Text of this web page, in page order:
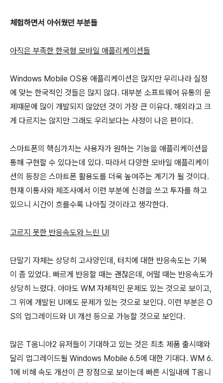
체험하면서 아쉬웠던 부분들
아직은 부족한 한국형 모바일 애플리케이션들
Windows Mobile OS용 애플리케이션은 많지만 우리나라 실정
에 맞는 한국적인 것들은 많지 않다. 대부분 소프트웨어 유통의 문
제때문에 많이 개발되지 않았던 것이 가장 큰 이유다. 해외라고 크
게 다르지는 않지만 그래도 우리보다는 사정이 나은 편이다.
스마트폰의 핵심가치는 사용자가 원하는 기능을 애플리케이션을
통해 구현할 수 있다는데 있다. 따라서 다양한 모바일 애플리케이
션의 등장은 스마트폰 활용도를 더욱 높여주는 계기가 될 것이다.
현재 이통사와 제조사에서 이런 부분에 신경을 쓰고 투자를 하고
있으니 시간이 흐를수록 나아질 것이라고 생각한다.
고르지 못한 반응속도와 느린 UI
단말기 자체는 상당히 고사양인데, 터치에 대한 반응속도는 기복
이 좀 있었다. 빠르게 반응할 때는 괜찮은데, 어떨 때는 반응속도가
상당히 느렸다. 아마도 WM 자체적인 문제도 있는 것으로 보이고,
그 위에 개발된 UI에도 문제가 있는 것으로 보인다. 이런 부분은 O
S의 업그레이드와 UI 개선 등으로 가능할 것으로 보인다.
많은 T옴니아2 유저들이 기대하고 있는 것은 최초 제품 출시때와
달리 업그레이드될 Windows Mobile 6.5에 대한 기대다. WM 6.
1에 비해 속도 개선이 큰 장점으로 보이는데 빠른 시일내에 T옴니